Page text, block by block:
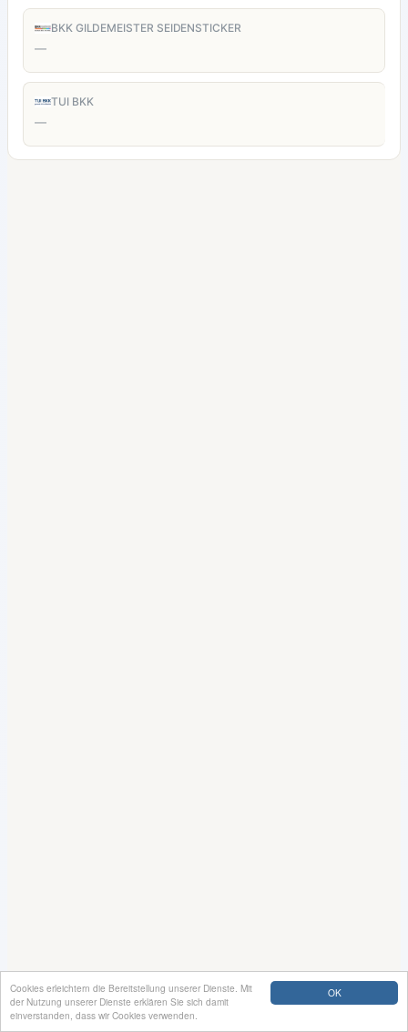
OK
Cookies erleichtern die Bereitstellung unserer Dienste. Mit
der Nutzung unserer Dienste erklären Sie sich damit
einverstanden, dass wir Cookies verwenden.
BKK GILDEMEISTER SEIDENSTICKER
—
TUI BKK
—